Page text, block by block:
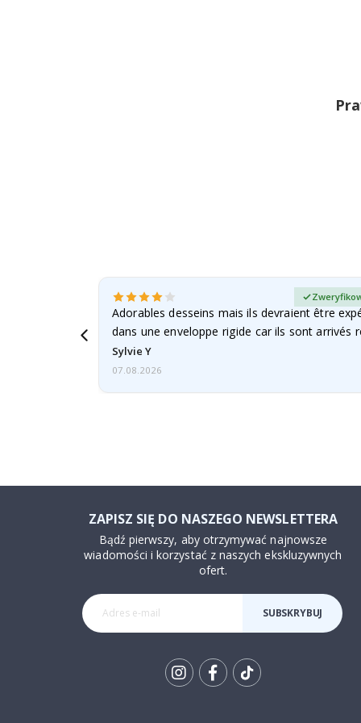
Adorables desseins mais ils devraient être
dans une enveloppe rigide car ils sont arrivés
Sylvie Y
07.08.2026
ZAPISZ SIĘ DO NASZEGO NEWSLETTERA
Bądź pierwszy, aby otrzymywać najnowsze
wiadomości i korzystać z naszych ekskluzywnych
ofert.
SUBSKRYBUJ